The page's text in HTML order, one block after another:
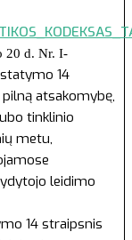
20 d. Nr. I-
14
atsakomybę,
tinklinio
metu,
leidimo
14 straipsnis